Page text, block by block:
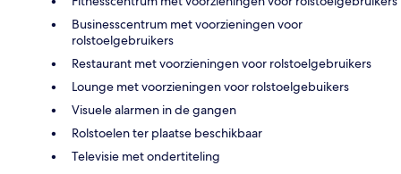
Businesscentrum met voorzieningen voor
rolstoelgebruikers
Restaurant met voorzieningen voor rolstoelgebruikers
Lounge met voorzieningen voor rolstoelgebuikers
Visuele alarmen in de gangen
Rolstoelen ter plaatse beschikbaar
Televisie met ondertiteling